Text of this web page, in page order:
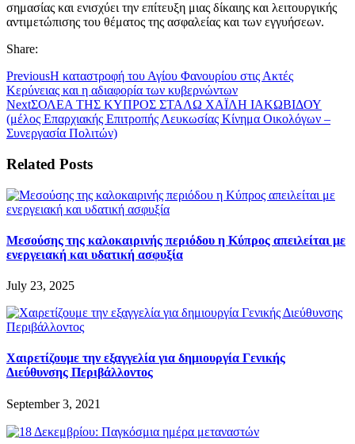
σημασίας και ενισχύει την επίτευξη μιας δίκαιης και λειτουργικής
αντιμετώπισης του θέματος της ασφαλείας και των εγγυήσεων.
Share:
PreviousΗ καταστροφή του Αγίου Φανουρίου στις Ακτές
Κερύνειας και η αδιαφορία των κυβερνώντων
NextΣΟΛΕΑ ΤΗΣ ΚΥΠΡΟΣ ΣΤΑΛΩ ΧΑΪΛΗ ΙΑΚΩΒΙΔΟΥ
(μέλος Επαρχιακής Επιτροπής Λευκωσίας Κίνημα Οικολόγων –
Συνεργασία Πολιτών)
Related Posts
Μεσούσης της καλοκαιρινής περιόδου η Κύπρος απειλείται με
ενεργειακή και υδατική ασφυξία
July 23, 2025
Χαιρετίζουμε την εξαγγελία για δημιουργία Γενικής
Διεύθυνσης Περιβάλλοντος
September 3, 2021